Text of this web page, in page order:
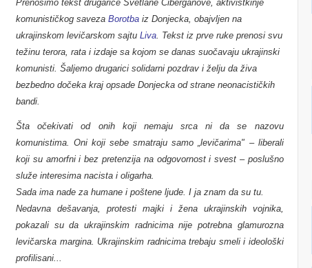
Prenosimo tekst drugarice Svetlane Ciberganove, aktivistkinje
komunističkog savezaBorotba iz Donjecka, obajvlјen na
ukrajinskom levičarskom sajtuLiva . Tekst iz prve ruke prenosi svu
težinu terora, rata i izdaje sa kojom se danas suočavaju ukrajinski
komunisti. Šalјemo drugarici solidarni pozdrav i želјu da živa
bezbedno dočeka kraj opsade Donjecka od strane neonacističkih
bandi.
Šta očekivati od onih koji nemaju srca ni da se nazovu
komunistima. Oni koji sebe smatraju samo „levičarima" – liberali
koji su amorfni i bez pretenzija na odgovornost i svest – poslušno
služe interesima nacista i oligarha.
Sada ima nade za humane i poštene lјude. I ja znam da su tu.
Nedavna dešavanja, protesti majki i žena ukrajinskih vojnika,
pokazali su da ukrajinskim radnicima nije potrebna glamurozna
levičarska margina. Ukrajinskim radnicima trebaju smeli i ideološki
profilisani...